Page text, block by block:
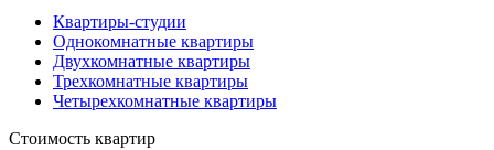
Квартиры-студии
Однокомнатные квартиры
Двухкомнатные квартиры
Трехкомнатные квартиры
Четырехкомнатные квартиры
Стоимость квартир